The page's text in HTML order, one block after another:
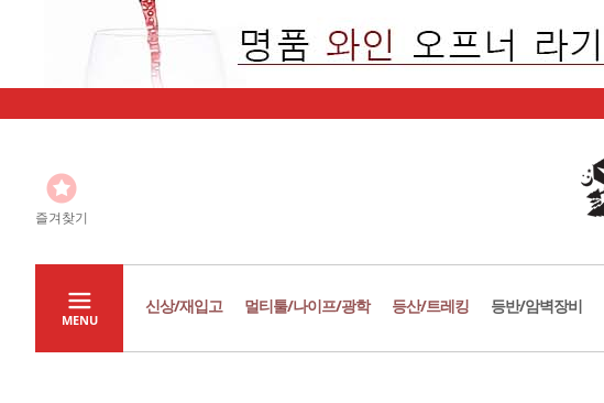
즐겨찾기
MENU
신상/재입고 멀티툴/나이프/광학 등산/트레킹 등반/암벽장비